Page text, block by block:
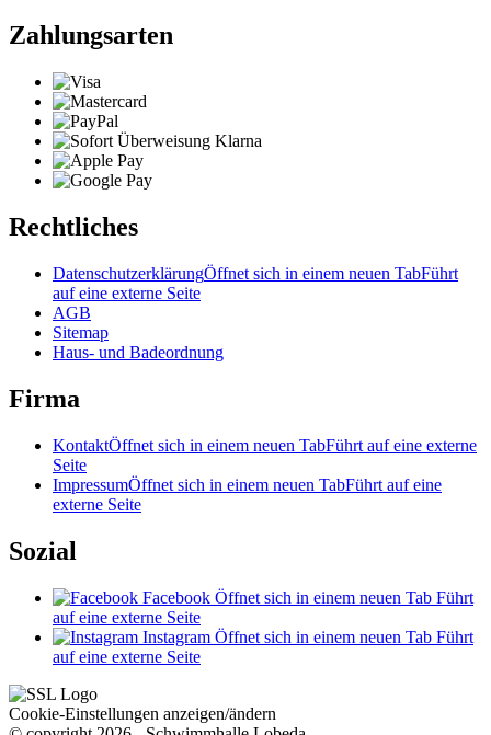
Zahlungsarten
Rechtliches
DatenschutzerklärungÖffnet sich in einem neuen TabFührt
auf eine externe Seite
AGB
Sitemap
Haus- und Badeordnung
Firma
KontaktÖffnet sich in einem neuen TabFührt auf eine externe
Seite
ImpressumÖffnet sich in einem neuen TabFührt auf eine
externe Seite
Sozial
Facebook Öffnet sich in einem neuen Tab Führt
auf eine externe Seite
Instagram Öffnet sich in einem neuen Tab Führt
auf eine externe Seite
Cookie-Einstellungen anzeigen/ändern